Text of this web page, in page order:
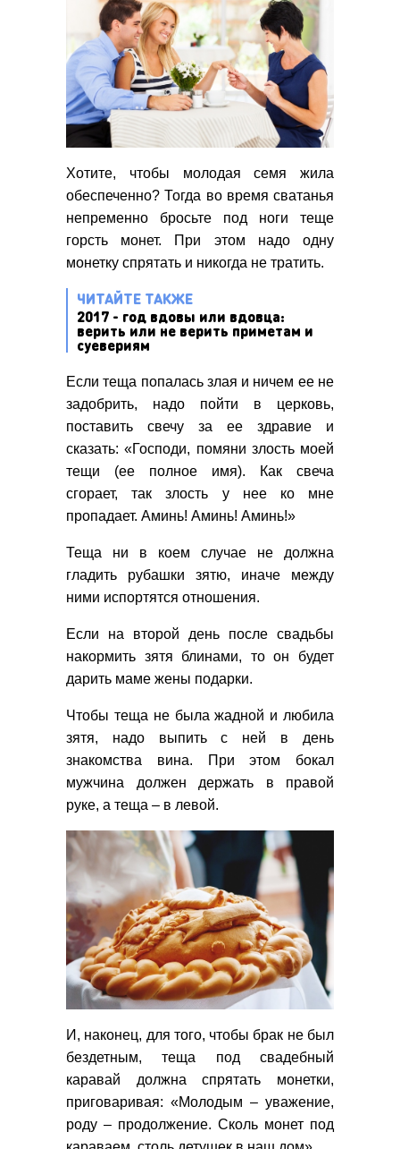
Хотите, чтобы молодая семя жила
обеспеченно? Тогда во время сватанья
непременно бросьте под ноги теще
горсть монет. При этом надо одну
монетку спрятать и никогда не тратить.
ЧИТАЙТЕ ТАКЖЕ
2017 - год вдовы или вдовца:
верить или не верить приметам и
суевериям
Если теща попалась злая и ничем ее не
задобрить, надо пойти в церковь,
поставить свечу за ее здравие и
сказать: «Господи, помяни злость моей
тещи (ее полное имя). Как свеча
сгорает, так злость у нее ко мне
пропадает. Аминь! Аминь! Аминь!»
Теща ни в коем случае не должна
гладить рубашки зятю, иначе между
ними испортятся отношения.
Если на второй день после свадьбы
накормить зятя блинами, то он будет
дарить маме жены подарки.
Чтобы теща не была жадной и любила
зятя, надо выпить с ней в день
знакомства вина. При этом бокал
мужчина должен держать в правой
руке, а теща – в левой.
И, наконец, для того, чтобы брак не был
бездетным, теща под свадебный
каравай должна спрятать монетки,
приговаривая: «Молодым – уважение,
роду – продолжение. Сколь монет под